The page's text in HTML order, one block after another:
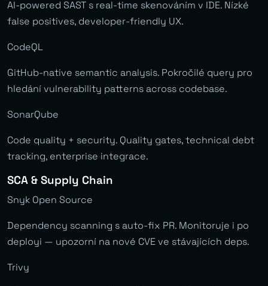
AI-powered SAST s real-time skenováním v IDE. Nízké
false positives, developer-friendly UX.
CodeQL
GitHub-native semantic analysis. Pokročilé query pro
hledání vulnerability patterns across codebase.
SonarQube
Code quality + security. Quality gates, technical debt
tracking, enterprise integrace.
SCA & Supply Chain
Snyk Open Source
Dependency scanning s auto-fix PR. Monitoruje i po
deployi — upozorní na nové CVE ve stávajících deps.
Trivy